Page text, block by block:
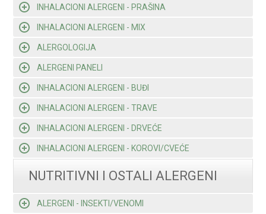
INHALACIONI ALERGENI - PRAŠINA
INHALACIONI ALERGENI - MIX
ALERGOLOGIJA
ALERGENI PANELI
INHALACIONI ALERGENI - BUĐI
INHALACIONI ALERGENI - TRAVE
INHALACIONI ALERGENI - DRVEĆE
INHALACIONI ALERGENI - KOROVI/CVEĆE
NUTRITIVNI I OSTALI ALERGENI
ALERGENI - INSEKTI/VENOMI